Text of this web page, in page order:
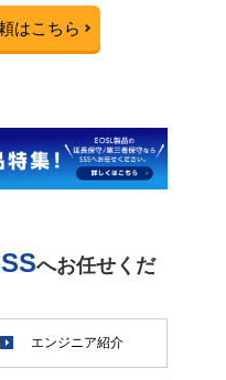
はこちら
へお任せくだ
エンジニア紹介